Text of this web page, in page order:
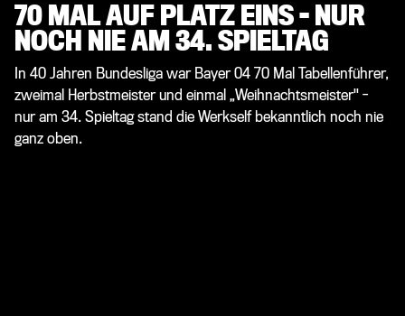
70 MAL AUF PLATZ EINS - NUR
NOCH NIE AM 34. SPIELTAG
In 40 Jahren Bundesliga war Bayer 04 70 Mal Tabellenführer,
zweimal Herbstmeister und einmal „Weihnachtsmeister" -
nur am 34. Spieltag stand die Werkself bekanntlich noch nie
ganz oben.